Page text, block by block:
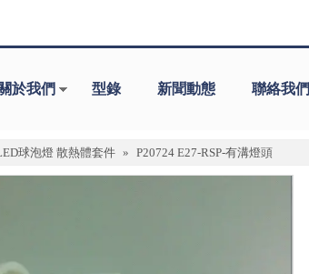
關於我們 型錄 新聞動態 聯絡我們
球泡燈 散熱體套件 » P20724 E27-RSP-有溝燈頭